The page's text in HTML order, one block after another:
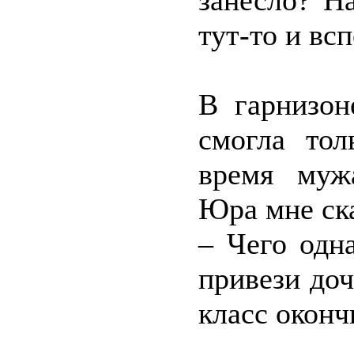
тут-то и
В
смогла
время
Юра мне
– Чего
привези
класс